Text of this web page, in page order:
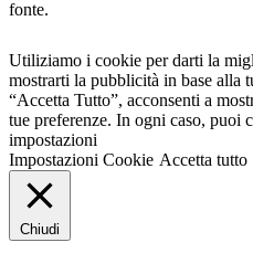
fonte.
Utiliziamo i cookie per darti la
mostrarti la pubblicità in base alla
“Accetta Tutto”, acconsenti a
tue preferenze. In ogni caso, puoi
impostazioni
Impostazioni Cookie Accetta tutto
Chiudi